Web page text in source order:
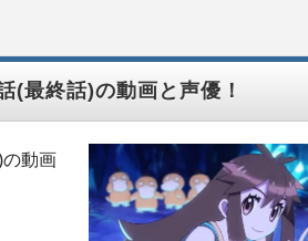
(最終話)の動画と声優！
動画